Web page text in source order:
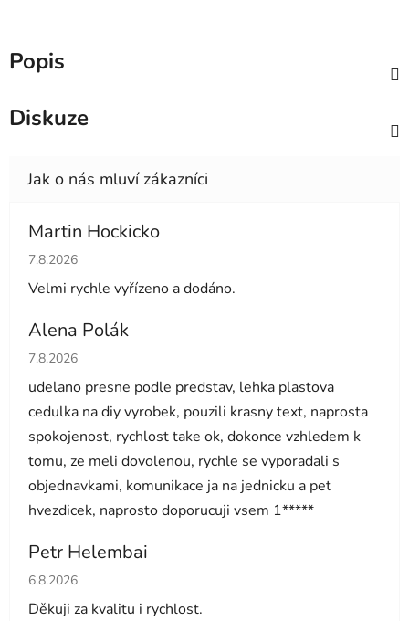
Popis
Diskuze
Martin Hockicko
Hodnocení obchodu je 5 z 5 hvězdiček.
7.8.2026
Velmi rychle vyřízeno a dodáno.
Alena Polák
Hodnocení obchodu je 5 z 5 hvězdiček.
7.8.2026
udelano presne podle predstav, lehka plastova
cedulka na diy vyrobek, pouzili krasny text, naprosta
spokojenost, rychlost take ok, dokonce vzhledem k
tomu, ze meli dovolenou, rychle se vyporadali s
objednavkami, komunikace ja na jednicku a pet
hvezdicek, naprosto doporucuji vsem 1*****
Petr Helembai
Hodnocení obchodu je 5 z 5 hvězdiček.
6.8.2026
Děkuji za kvalitu i rychlost.